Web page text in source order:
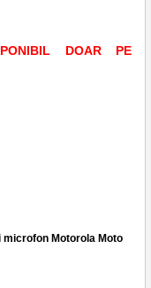
DOAR PE
microfon Motorola Moto